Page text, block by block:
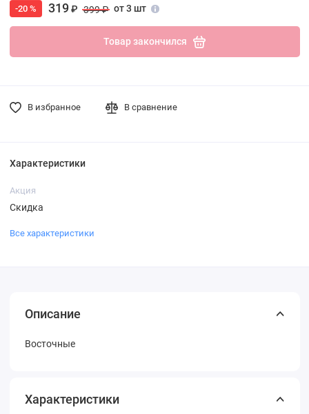
-20 % 319₽ 399 ₽ от 3 шт
Товар закончился
В избранное В сравнение
Характеристики
Акция
Скидка
Все характеристики
Описание
Восточные
Характеристики